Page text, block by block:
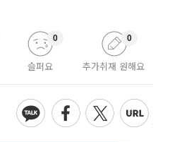
슬퍼요
0
추가취재 원해요
0